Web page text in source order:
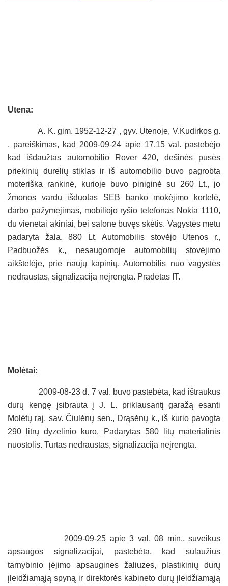
Utena:
A. K. gim. 1952-12-27 , gyv. Utenoje, V.Kudirkos g.
, pareiškimas, kad 2009-09-24 apie 17.15 val. pastebėjo
kad išdaužtas automobilio Rover 420, dešinės pusės
priekinių durelių stiklas ir iš automobilio buvo pagrobta
moteriška rankinė, kurioje buvo piniginė su 260 Lt., jo
žmonos vardu išduotas SEB banko mokėjimo kortelė,
darbo pažymėjimas, mobiliojo ryšio telefonas Nokia 1110,
du vienetai akiniai, bei salone buvęs skėtis. Vagystės metu
padaryta žala. 880 Lt. Automobilis stovėjo Utenos r.,
Padbuožės k., nesaugomoje automobilių stovėjimo
aikštelėje, prie naujų kapinių. Automobilis nuo vagystės
nedraustas, signalizacija neįrengta. Pradėtas IT.
Molėtai:
2009-08-23 d. 7 val. buvo pastebėta, kad ištraukus
durų kengę įsibrauta į J. L. priklausantį garažą esanti
Molėtų raj. sav. Čiulėnų sen., Drąsėnų k., iš kurio pavogta
290 litrų dyzelinio kuro. Padarytas 580 litų materialinis
nuostolis. Turtas nedraustas, signalizacija neįrengta.
2009-09-25 apie 3 val. 08 min., suveikus
apsaugos signalizacijai, pastebėta, kad sulaužius
tarnybinio įėjimo apsaugines žaliuzes, plastikinių durų
įleidžiamąją spyną ir direktorės kabineto durų įleidžiamąją